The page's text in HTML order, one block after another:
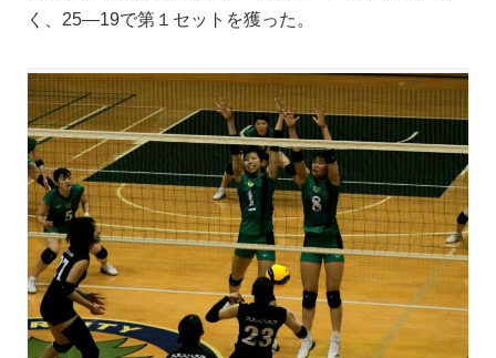
く、25―19で第１セットを獲った。